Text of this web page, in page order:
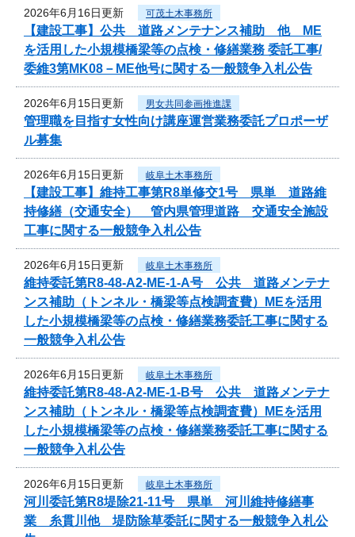
2026年6月16日更新 可茂土木事務所
【建設工事】公共 道路メンテナンス補助 他 ME
を活用した小規模橋梁等の点検・修繕業務 委託工事/
委維3第MK08－ME他号に関する一般競争入札公告
2026年6月15日更新 男女共同参画推進課
管理職を目指す女性向け講座運営業務委託プロポーザ
ル募集
2026年6月15日更新 岐阜土木事務所
【建設工事】維持工事第R8単修交1号 県単 道路維
持修繕（交通安全） 管内県管理道路 交通安全施設
工事に関する一般競争入札公告
2026年6月15日更新 岐阜土木事務所
維持委託第R8-48-A2-ME-1-A号 公共 道路メンテナ
ンス補助（トンネル・橋梁等点検調査費）MEを活用
した小規模橋梁等の点検・修繕業務委託工事に関する
一般競争入札公告
2026年6月15日更新 岐阜土木事務所
維持委託第R8-48-A2-ME-1-B号 公共 道路メンテナ
ンス補助（トンネル・橋梁等点検調査費）MEを活用
した小規模橋梁等の点検・修繕業務委託工事に関する
一般競争入札公告
2026年6月15日更新 岐阜土木事務所
河川委託第R8堤除21-11号 県単 河川維持修繕事
業 糸貫川他 堤防除草委託に関する一般競争入札公